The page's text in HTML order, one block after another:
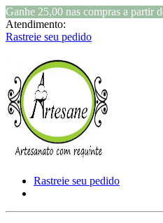
Ganhe 25,00 nas compras a partir
Atendimento:
Rastreie seu pedido
Rastreie seu pedido